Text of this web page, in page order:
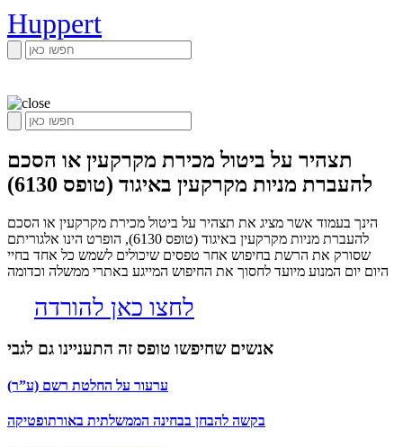
Huppert
תצהיר על ביטול מכירת מקרקעין או הסכם
להעברת מניות מקרקעין באיגוד (טופס 6130)
הינך בעמוד אשר מציג את תצהיר על ביטול מכירת מקרקעין או הסכם
להעברת מניות מקרקעין באיגוד (טופס 6130), הופרט הינו אלגוריתם
שסורק את הרשת בחיפוש אחר טפסים שיכולים לשמש כל אחד בחיי
היום יום המנוע מיועד לחסוך את החיפוש המייגע באתרי ממשלה וכדומה
לחצו כאן להורדה
אנשים שחיפשו טופס זה התעניינו גם לגבי
ערעור על החלטת רשם (ע”ר)
בקשה להבחן בבחינה הממשלתית באורתופטיקה